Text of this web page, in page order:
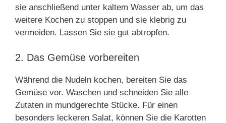
sie anschließend unter kaltem Wasser ab, um das
weitere Kochen zu stoppen und sie klebrig zu
vermeiden. Lassen Sie sie gut abtropfen.
2. Das Gemüse vorbereiten
Während die Nudeln kochen, bereiten Sie das
Gemüse vor. Waschen und schneiden Sie alle
Zutaten in mundgerechte Stücke. Für einen
besonders leckeren Salat, können Sie die Karotten